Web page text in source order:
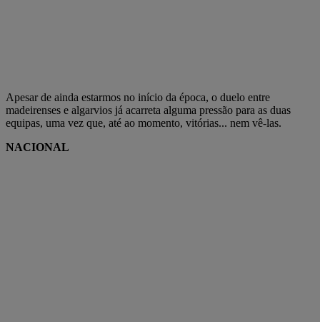
Apesar de ainda estarmos no início da época, o duelo entre
madeirenses e algarvios já acarreta alguma pressão para as duas
equipas, uma vez que, até ao momento, vitórias... nem vê-las.
NACIONAL